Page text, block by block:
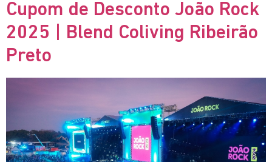
Cupom de Desconto João Rock
2025 | Blend Coliving Ribeirão
Preto